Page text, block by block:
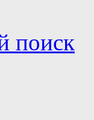
поиск